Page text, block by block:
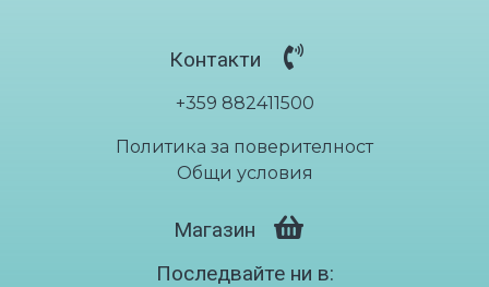
Контакти
+359 882411500
Политика за поверителност
Общи условия
Магазин
Последвайте ни в: